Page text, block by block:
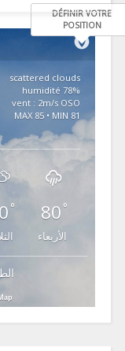
DÉFINIR VOTRE
POSITION
scattered clouds
78% humidité
vent : 2m/s OSO
MAX 85 • MIN 81
° 80 °
الأربعاء